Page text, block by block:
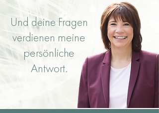
Und deine Fragen
verdienen meine
persönliche
Antwort.